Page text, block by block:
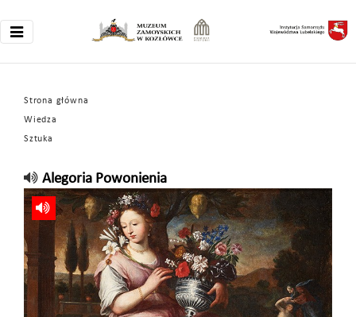
Strona główna
Wiedza
Sztuka
Alegoria Powonienia